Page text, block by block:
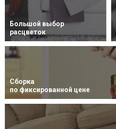
Большой выбор
расцветок
Сборка
по фиксированной цене